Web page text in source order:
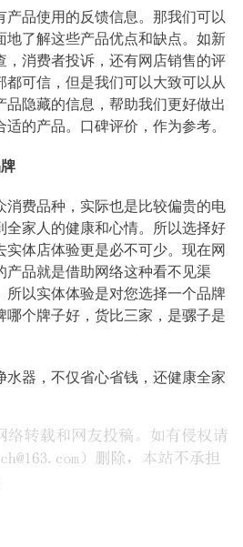
产品使用的反馈信息。那我们可以
地了解这些产品优点和缺点。如新
，消费者投诉，还有网店销售的评
都可信，但是我们可以大致可以从
品隐藏的信息，帮助我们更好做出
的产品。口碑评价，作为参考。
消费品种，实际也是比较偏贵的电
全家人的健康和心情。所以选择好
实体店体验更是必不可少。现在网
产品就是借助网络这种看不见渠
所以实体体验是对您选择一个品牌
哪个牌子好，货比三家，是骡子是
水器，不仅省心省钱，还健康全家